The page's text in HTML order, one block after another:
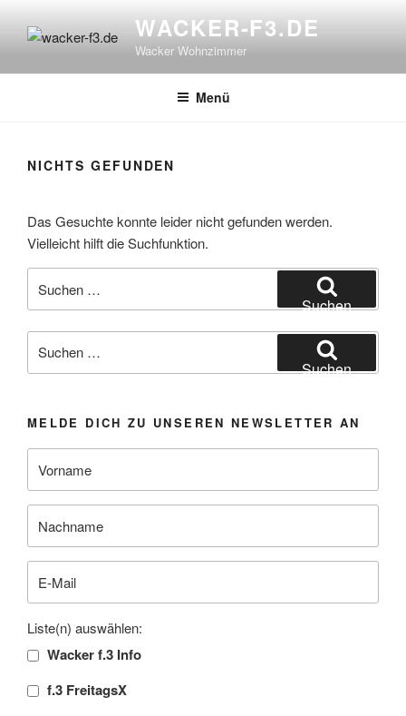
Inhalt
WACKER-F3.DE
Wacker Wohnzimmer
Menü
NICHTS GEFUNDEN
Das Gesuchte konnte leider nicht gefunden werden.
Vielleicht hilft die Suchfunktion.
nach:
Suchen
nach:
Suchen
MELDE DICH ZU UNSEREN NEWSLETTER AN
Liste(n) auswählen:
Wacker f.3 Info
f.3 FreitagsX